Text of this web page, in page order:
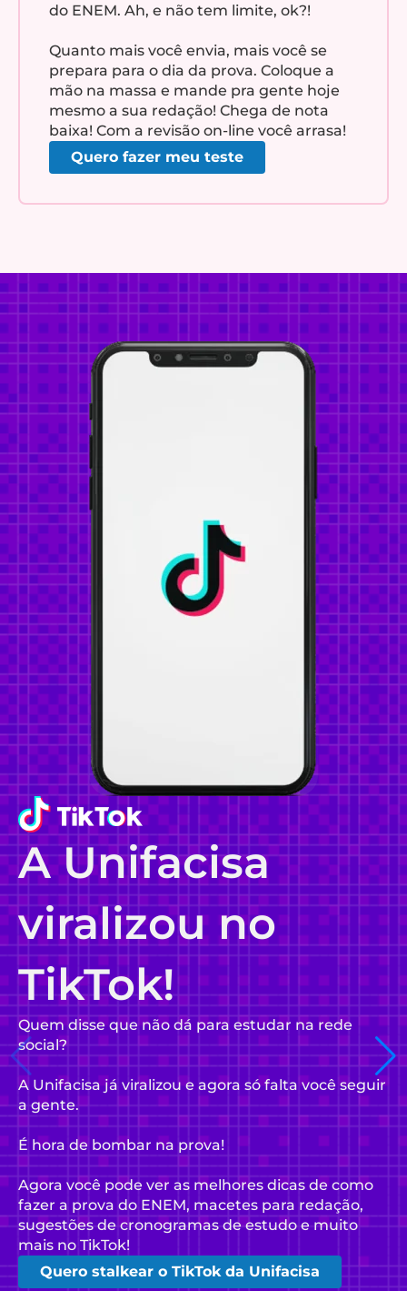
do ENEM. Ah, e não tem limite, ok?!
Quanto mais você envia, mais você se
prepara para o dia da prova. Coloque a
mão na massa e mande pra gente hoje
mesmo a sua redação! Chega de nota
baixa! Com a revisão on-line você arrasa!
Quero fazer meu teste
A Unifacisa
viralizou no
TikTok!
Quem disse que não dá para estudar na rede
social?
A Unifacisa já viralizou e agora só falta você seguir
a gente.
É hora de bombar na prova!
Agora você pode ver as melhores dicas de como
fazer a prova do ENEM, macetes para redação,
sugestões de cronogramas de estudo e muito
mais no TikTok!
Quero stalkear o TikTok da Unifacisa